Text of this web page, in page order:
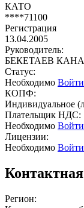
КАТО
****71100
Регистрация
13.04.2005
Руководитель:
БЕКЕТАЕВ
Статус:
Необходимо Войти
КОПФ:
Индивидуальное
Плательщик НДС:
Необходимо Войти
Лицензии:
Необходимо Войти
Регион: